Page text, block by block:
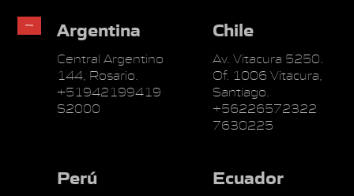
Argentina
Central Argentino
144, Rosario.
+51942199419
S2000
Chile
Av. Vitacura 5250.
Of. 1006 Vitacura,
Santiago.
+56226572322
7630225
Perú Ecuador